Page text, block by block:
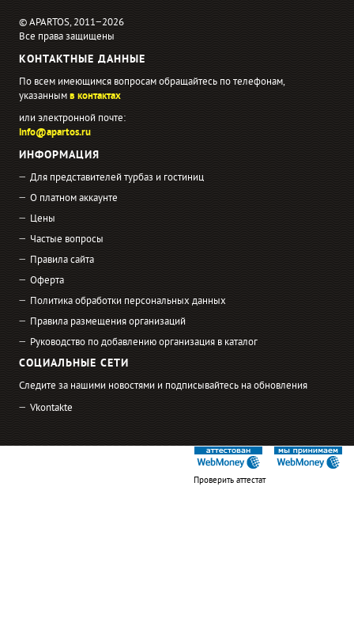
© APARTOS, 2011−2026
Все права защищены
КОНТАКТНЫЕ ДАННЫЕ
По всем имеющимся вопросам обращайтесь по телефонам,
указаннымв контактах
или электронной почте:
info@apartos.ru
ИНФОРМАЦИЯ
Для представителей турбаз и гостиниц
О платном аккаунте
Цены
Частые вопросы
Правила сайта
Оферта
Политика обработки персональных данных
Правила размещения организаций
Руководство по добавлению организация в каталог
СОЦИАЛЬНЫЕ СЕТИ
Следите за нашими новостями и подписывайтесь на обновления
Vkontakte
Проверить аттестат